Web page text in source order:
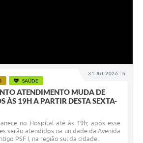
31 JUL 2026 - h
SAÚDE
ATENDIMENTO MUDA DE
ÀS 19H A PARTIR DESTA SEXTA-
no Hospital até às 19h; após esse
serão atendidos na unidade da Avenida
PSF I, na região sul da cidade.